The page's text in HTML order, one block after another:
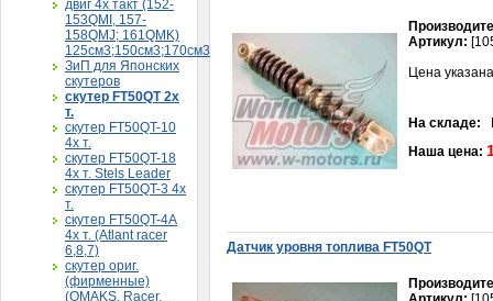
двиг 4х такт (152-
153QMI, 157-
158QMJ; 161QMK)
125см3;150см3;170см3
ЗиП для Японских
скутеров
скутер FT50QT 2х
т.
скутер FT50QT-10
4х т.
скутер FT50QT-18
4х т. Stels Leader
скутер FT50QT-3 4х
т.
скутер FT50QT-4A
4х т. (Atlant racer
6,8,7)
скутер ориг.
(фирменные)
(OMAKS, Racer,
Артикул:
Цена
На складе:
Наша цена:
Дaтчик уровня топливa FT50QT